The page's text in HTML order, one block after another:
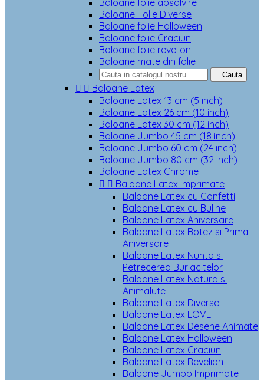
Baloane folie absolvire
Baloane Folie Diverse
Baloane folie Halloween
Baloane folie Craciun
Baloane folie revelion
Baloane mate din folie
 Cauta
  Baloane Latex
Baloane Latex 13 cm (5 inch)
Baloane Latex 26 cm (10 inch)
Baloane Latex 30 cm (12 inch)
Baloane Jumbo 45 cm (18 inch)
Baloane Jumbo 60 cm (24 inch)
Baloane Jumbo 80 cm (32 inch)
Baloane Latex Chrome
  Baloane Latex imprimate
Baloane Latex cu Confetti
Baloane Latex cu Buline
Baloane Latex Aniversare
Baloane Latex Botez si Prima
Aniversare
Baloane Latex Nunta si
Petrecerea Burlacitelor
Baloane Latex Natura si
Animalute
Baloane Latex Diverse
Baloane Latex LOVE
Baloane Latex Desene Animate
Baloane Latex Halloween
Baloane Latex Craciun
Baloane Latex Revelion
Baloane Jumbo Imprimate